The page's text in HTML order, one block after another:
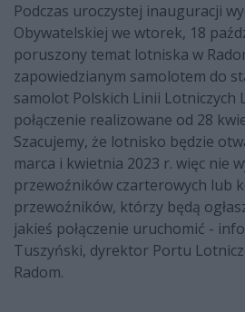
Podczas uroczystej inauguracji
Obywatelskiej we wtorek, 18
poruszony temat lotniska w
zapowiedzianym samolotem do
samolot Polskich Linii Lotniczych
połączenie realizowane od 28
Szacujemy, że lotnisko będzie
marca i kwietnia 2023 r. więc nie
przewoźników czarterowych lub
przewoźników, którzy będą
jakieś połączenie uruchomić -
Tuszyński, dyrektor Portu
Radom.